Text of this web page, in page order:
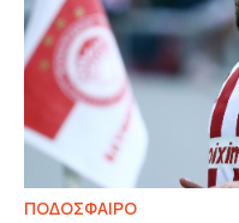
ΠΟΔΟΣΦΑΙΡΟ